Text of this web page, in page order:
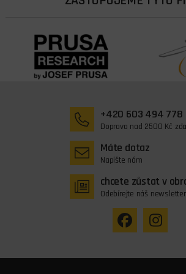
+420 603 494 778
Doprava nad 2500 Kč
Máte dotaz
Napište nám
chcete zůstat v
Odebírejte náš newsletter